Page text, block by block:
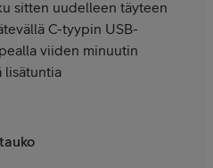
sitten uudelleen täyteen
C-tyypin USB-
viiden minuutin
lisätuntia